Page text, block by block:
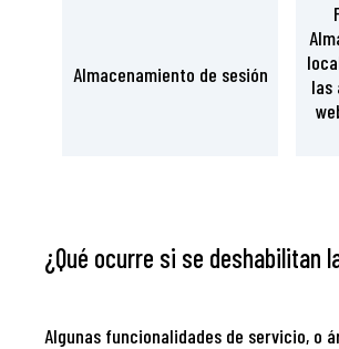
Almacenamiento de sesión
las
¿Qué ocurre si se deshabilitan
Algunas funcionalidades de servicio, o